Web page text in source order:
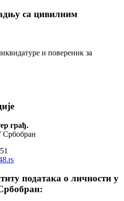
са цивилним
и повереник за
грађ.
Србобран
података о личности у